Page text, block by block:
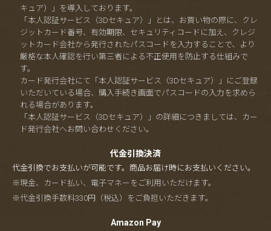
キュア）」を導入しております。
「本人認証サービス（3Dセキュア）」とは、お買い物の際に、クレ
ジットカード番号、有効期限、セキュリティコードに加え、クレジ
ットカード会社から発行されたパスコードを入力することで、より
厳格な本人確認を行い第三者による不正使用を防止する仕組みで
す。
カード発行会社にて「本人認証サービス（3Dセキュア）」にご登録
いただいている場合、購入手続き画面でパスコードの入力を求めら
れる場合があります。
「本人認証サービス（3Dセキュア）」の詳細につきましては、カー
ド発行会社へお問い合わせください。
代金引換決済
代金引換でお支払いが可能です。商品お届け時にお支払いください。
※現金、カード払い、電子マネーをご利用いただけます。
※代金引換手数料330円（税込）をご負担いただきます。
Amazon Pay